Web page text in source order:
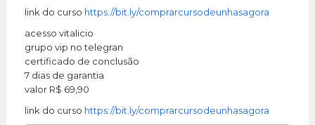
link do curso https://bit.ly/comprarcursodeunhasagora
acesso vitalicio
grupo vip no telegran
certificado de conclusão
7 dias de garantia
valor R$ 69,90
link do curso https://bit.ly/comprarcursodeunhasagora